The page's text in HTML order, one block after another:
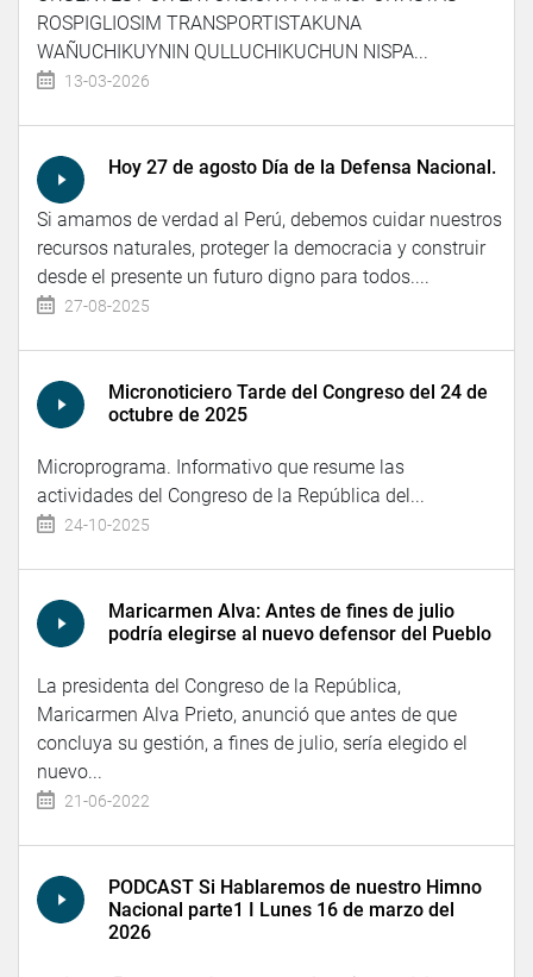
ROSPIGLIOSIM TRANSPORTISTAKUNA
WAÑUCHIKUYNIN QULLUCHIKUCHUN NISPA...
13-03-2026
Hoy 27 de agosto Día de la Defensa Nacional.
Si amamos de verdad al Perú, debemos cuidar nuestros
recursos naturales, proteger la democracia y construir
desde el presente un futuro digno para todos....
27-08-2025
Micronoticiero Tarde del Congreso del 24 de
octubre de 2025
Microprograma. Informativo que resume las
actividades del Congreso de la República del...
24-10-2025
Maricarmen Alva: Antes de fines de julio
podría elegirse al nuevo defensor del Pueblo
La presidenta del Congreso de la República,
Maricarmen Alva Prieto, anunció que antes de que
concluya su gestión, a fines de julio, sería elegido el
nuevo...
21-06-2022
PODCAST Si Hablaremos de nuestro Himno
Nacional parte1 I Lunes 16 de marzo del
2026